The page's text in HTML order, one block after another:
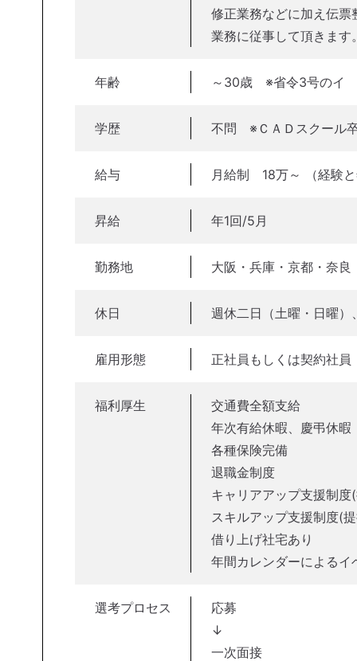
修正業務などに加え伝
業務に従事して頂きます
年齢 ～30歳 ※省令3号のイ
学歴 不問 ※ＣＡＤスクール
給与 月給制 18万～ （経験
昇給 年1回/5月
勤務地 大阪・兵庫・京都・奈良
休日 週休二日（土曜・日曜
雇用形態 正社員もしくは契約社員
福利厚生
交通費全額支給
年次有給休暇、慶弔休暇
各種保険完備
退職金制度
キャリアアップ支援制
スキルアップ支援制度(
借り上げ社宅あり
年間カレンダーによる
選考プロセス
応募
↓
一次面接